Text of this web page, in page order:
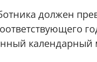
должен
календарный